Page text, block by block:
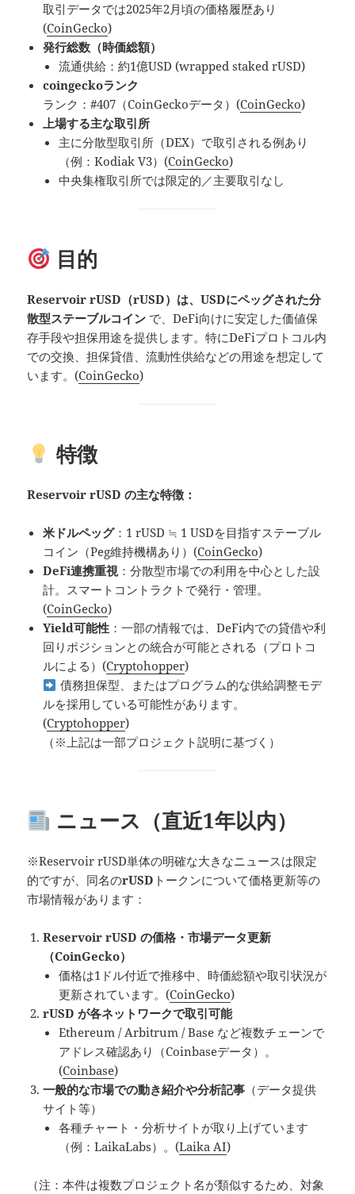
取引データでは2025年2月頃の価格履歴あり
(CoinGecko)
発行総数（時価総額）
流通供給：約1億USD (wrapped staked rUSD)
coingeckoランク
ランク：#407（CoinGeckoデータ）(CoinGecko)
上場する主な取引所
主に分散型取引所（DEX）で取引される例あり
（例：Kodiak V3）(CoinGecko)
中央集権取引所では限定的／主要取引なし
目的
Reservoir rUSD（rUSD）は、USDにペッグされた分
散型ステーブルコイン で、DeFi向けに安定した価値保
存手段や担保用途を提供します。特にDeFiプロトコル内
での交換、担保貸借、流動性供給などの用途を想定して
います。(CoinGecko)
特徴
Reservoir rUSD の主な特徴：
米ドルペッグ：1 rUSD ≒ 1 USDを目指すステーブル
コイン（Peg維持機構あり）(CoinGecko)
DeFi連携重視：分散型市場での利用を中心とした設
計。スマートコントラクトで発行・管理。
(CoinGecko)
Yield可能性 ：一部の情報では、DeFi内での貸借や利
回りポジションとの統合が可能とされる（プロトコ
ルによる）(Cryptohopper)
債務担保型、またはプログラム的な供給調整モデ
ルを採用している可能性があります。
(Cryptohopper)
（※上記は一部プロジェクト説明に基づく）
ニュース（直近1年以内）
※Reservoir rUSD単体の明確な大きなニュースは限定
的ですが、同名のrUSD トークンについて価格更新等の
市場情報があります：
Reservoir rUSD の価格・市場データ更新
（CoinGecko）
価格は1ドル付近で推移中、時価総額や取引状況が
更新されています。(CoinGecko)
rUSD が各ネットワークで取引可能
Ethereum / Arbitrum / Base など複数チェーンで
アドレス確認あり（Coinbaseデータ）。
(Coinbase)
一般的な市場での動き紹介や分析記事 （データ提供
サイト等）
各種チャート・分析サイトが取り上げています
（例：LaikaLabs）。(Laika AI)
（注：本件は複数プロジェクト名が類似するため、対象